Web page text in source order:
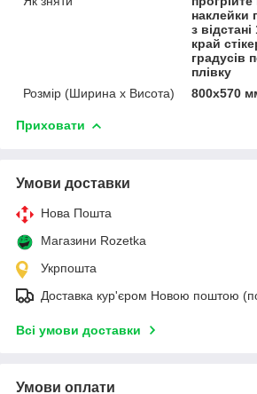
наклейки
з
край
градусів
плівку
Розмір (Ширина х Висота)
800х570
Приховати
Умови доставки
Нова Пошта
Магазини Rozetka
Укрпошта
Доставка кур'єром Новою поштою (по
Всі умови доставки
Умови оплати